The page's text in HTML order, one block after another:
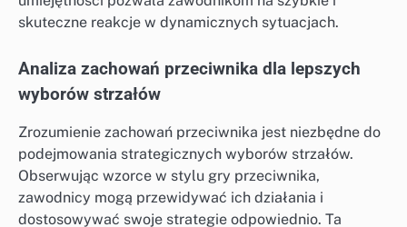
skuteczne reakcje w dynamicznych sytuacjach.
Analiza zachowań przeciwnika dla lepszych
wyborów strzałów
Zrozumienie zachowań przeciwnika jest niezbędne do
podejmowania strategicznych wyborów strzałów.
Obserwując wzorce w stylu gry przeciwnika,
zawodnicy mogą przewidywać ich działania i
dostosowywać swoje strategie odpowiednio. Ta